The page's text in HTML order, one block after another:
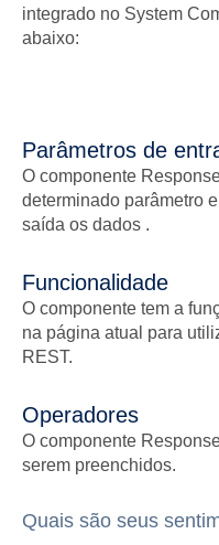
integrado no System
abaixo:
Parâmetros de
O componente
determinado parâmetro
saída os dados .
Funcionalidade
O componente tem a
na página atual para
REST.
Operadores
O componente
serem preenchidos.
Quais são seus